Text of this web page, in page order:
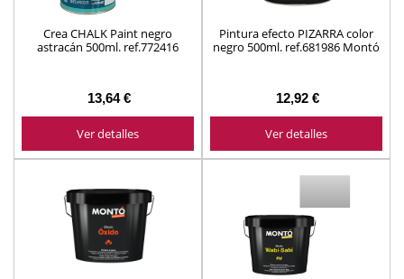
Crea CHALK Paint negro
astracán 500ml. ref.772416
13,64 €
Ver detalles
Pintura efecto PIZARRA color
negro 500ml. ref.681986 Montó
12,92 €
Ver detalles